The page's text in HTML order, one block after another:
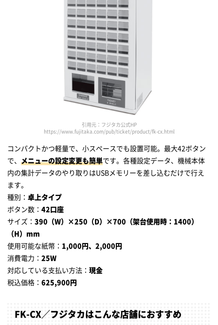
引用元：フジタカ公式HP
https://www.fujitaka.com/pub/ticket/product/fk-cx.html
コンパクトかつ軽量で、小スペースでも設置可能。最大42ボタン
で、 メニューの設定変更も簡単です。各種設定データ、機械本体
内の集計データのやり取りはUSBメモリーを差し込むだけで行え
ます。
種別： 卓上タイプ
ボタン数： 42口座
サイズ： 390（W）×250（D）×700（架台使用時：1400）
（H）mm
使用可能な紙幣： 1,000円、2,000円
消費電力： 25W
対応している支払い方法： 現金
税込価格： 625,900円
FK-CX／フジタカはこんな店舗におすすめ